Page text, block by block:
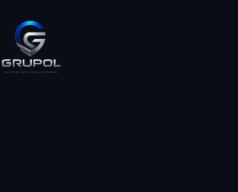
Monitoramento no Pimentas -
a identificação imediata de
empresas, indústrias e